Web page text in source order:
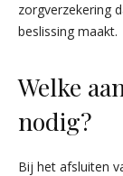
zorgverzekering
beslissing maakt.
Welke
nodig?
Bij het afsluiten